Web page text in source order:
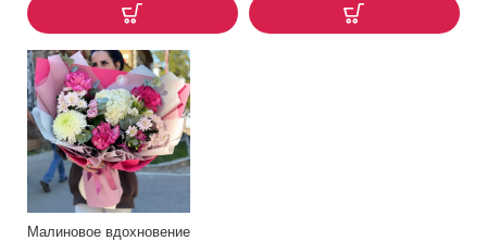
Малиновое вдохновение